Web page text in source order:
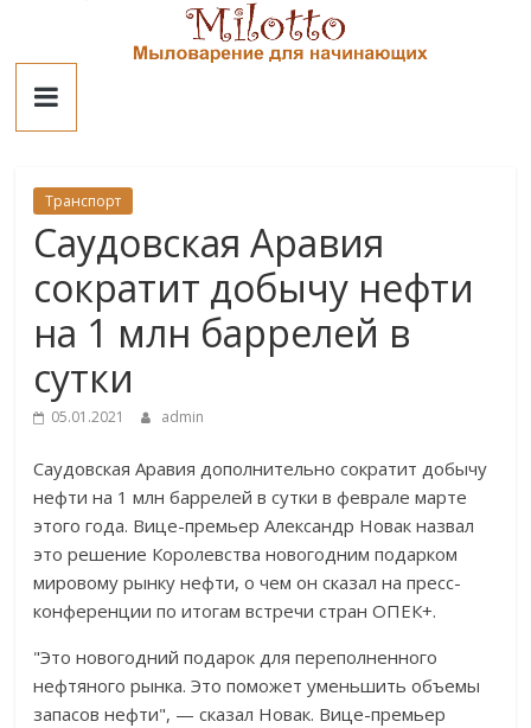
contentМилотто
Транспорт
Саудовская Аравия
сократит добычу нефти
на 1 млн баррелей в
сутки
05.01.2021 admin
Саудовская Аравия дополнительно сократит добычу
нефти на 1 млн баррелей в сутки в феврале марте
этого года. Вице-премьер Александр Новак назвал
это решение Королевства новогодним подарком
мировому рынку нефти, о чем он сказал на пресс-
конференции по итогам встречи стран ОПЕК+.
"Это новогодний подарок для переполненного
нефтяного рынка. Это поможет уменьшить объемы
запасов нефти", — сказал Новак. Вице-премьер